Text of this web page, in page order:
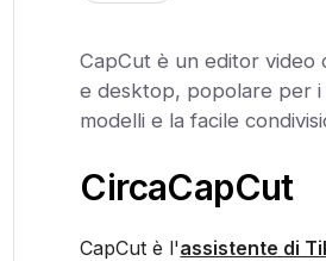
CapCut è un editor video
e desktop, popolare per
modelli e la facile
CircaCapCut
CapCut è l'assistente di